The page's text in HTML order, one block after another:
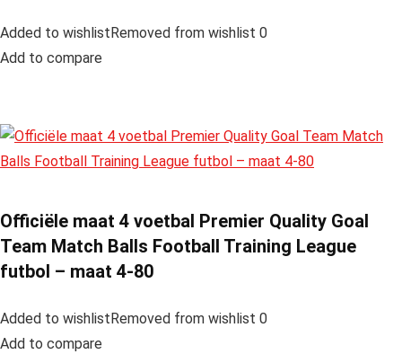
Added to wishlistRemoved from wishlist 0
Add to compare
Officiële maat 4 voetbal Premier Quality Goal
Team Match Balls Football Training League
futbol – maat 4-80
Added to wishlistRemoved from wishlist 0
Add to compare